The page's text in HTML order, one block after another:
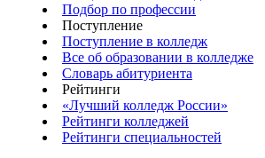
Подбор по профессии
Поступление
Поступление в колледж
Все об образовании в колледже
Словарь абитуриента
Рейтинги
«Лучший колледж России»
Рейтинги колледжей
Рейтинги специальностей